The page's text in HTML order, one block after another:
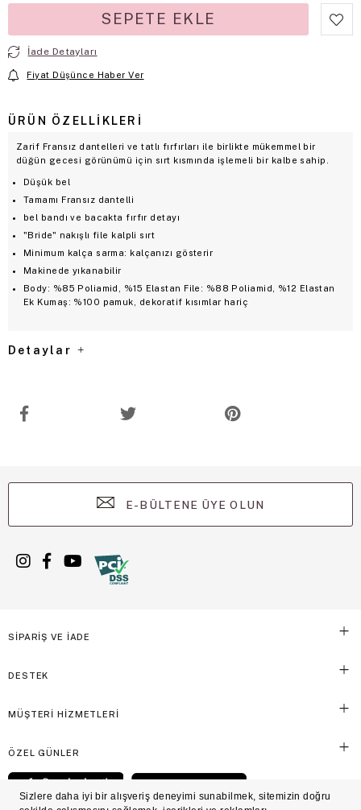
İade Detayları
Fiyat Düşünce Haber Ver
ÜRÜN ÖZELLIKLERI
Zarif Fransız dantelleri ve tatlı fırfırları ile birlikte mükemmel bir
düğün gecesi görünümü için sırt kısmında işlemeli bir kalbe sahip.
Düşük bel
Tamamı Fransız dantelli
bel bandı ve bacakta fırfır detayı
"Bride" nakışlı file kalpli sırt
Minimum kalça sarma: kalçanızı gösterir
Makinede yıkanabilir
Body: %85 Poliamid, %15 Elastan File: %88 Poliamid, %12 Elastan
Ek Kumaş: %100 pamuk, dekoratif kısımlar hariç
Detaylar
E-BÜLTENE ÜYE OLUN
SİPARİŞ VE İADE
DESTEK
MÜŞTERİ HİZMETLERİ
ÖZEL GÜNLER